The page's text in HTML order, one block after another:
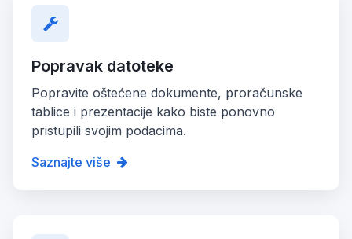
Popravak datoteke
Popravite oštećene dokumente, proračunske
tablice i prezentacije kako biste ponovno
pristupili svojim podacima.
Saznajte više